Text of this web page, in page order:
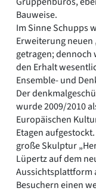
Bauweise.
Im Sinne Schupps
Erweiterung
getragen; dennoch
den Erhalt
Ensemble- und
Der
wurde 2009/2010
Europäischen
Etagen
große Skulptur
Lüpertz auf dem
Aussichtsplattform
Besuchern einen